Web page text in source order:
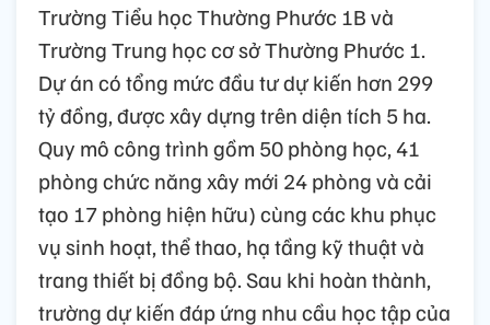
Trường Tiểu học Thường Phước 1B và
Trường Trung học cơ sở Thường Phước 1.
Dự án có tổng mức đầu tư dự kiến hơn 299
tỷ đồng, được xây dựng trên diện tích 5 ha.
Quy mô công trình gồm 50 phòng học, 41
phòng chức năng xây mới 24 phòng và cải
tạo 17 phòng hiện hữu) cùng các khu phục
vụ sinh hoạt, thể thao, hạ tầng kỹ thuật và
trang thiết bị đồng bộ. Sau khi hoàn thành,
trường dự kiến đáp ứng nhu cầu học tập của